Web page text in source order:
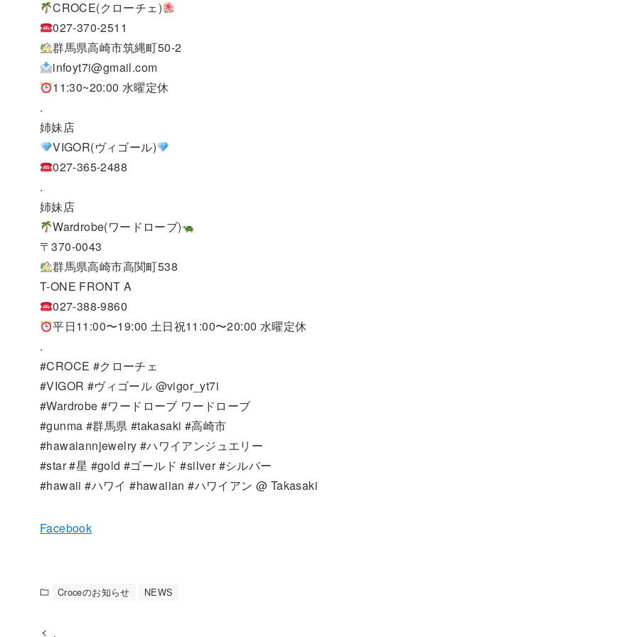
CROCE(クローチェ)
027-370-2511
群馬県高崎市筑縄町50-2
infoyt7i@gmail.com
11:30~20:00 水曜定休
.
姉妹店
VIGOR(ヴィゴール)
027-365-2488
.
姉妹店
Wardrobe(ワードローブ)
〒370-0043
群馬県高崎市高関町538
T-ONE FRONT A
027-388-9860
平日11:00〜19:00 土日祝11:00〜20:00 水曜定休
.
#CROCE #クローチェ
#VIGOR #ヴィゴール @vigor_yt7i
#Wardrobe #ワードローブ ワードローブ
#gunma #群馬県 #takasaki #高崎市
#hawaiannjewelry #ハワイアンジュエリー
#star #星 #gold #ゴールド #silver #シルバー
#hawaii #ハワイ #hawaiian #ハワイアン @ Takasaki
Facebook
Croceのお知らせ NEWS
.